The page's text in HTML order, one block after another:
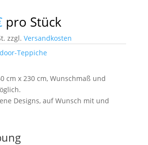
pro Stück
zzgl. Versandkosten
Teppiche
cm x 230 cm, Wunschmaß und
Designs, auf Wunsch mit und